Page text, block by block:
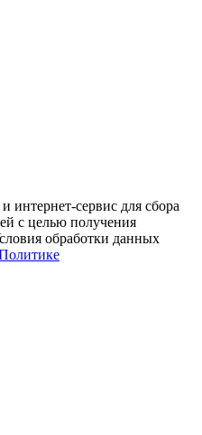
интернет-сервис для сбора
с целью получения
обработки данных